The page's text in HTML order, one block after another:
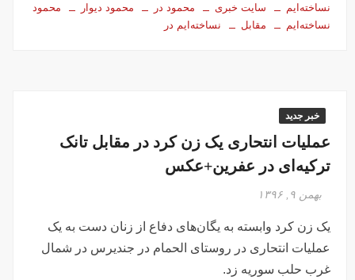
نساخته‌ایم
سایت خبری محمود در محمود دیوار
محمود
نساخته‌ایم
مقابل نساخته‌ایم در
خبر جدید
عملیات انتحاری یک زن کرد در مقابل تانک
ترکیه‌ای در عفرین+عکس
بهمن ۹, ۱۳۹۶
یک زن کرد وابسته به یگان‌های دفاع از زنان دست به یک
عملیات انتحاری در روستای الحمام در جندیرس در شمال
غرب حلب سوریه زد.